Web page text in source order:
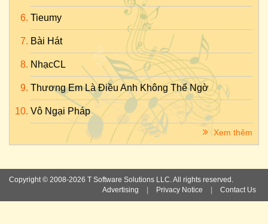
Tieumy
Bài Hát
NhạcCL
Thương Em Là Điều Anh Không Thể Ngờ
Vô Ngại Pháp
Xem thêm
Copyright © 2008-2026 T Software Solutions LLC. All rights reserved.
Advertising
Privacy Notice Contact Us